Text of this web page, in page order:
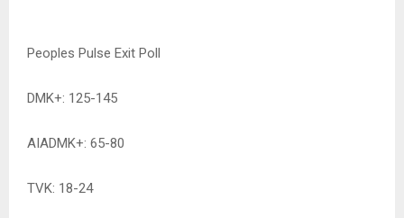
Peoples Pulse Exit Poll
DMK+: 125-145
AIADMK+: 65-80
TVK: 18-24